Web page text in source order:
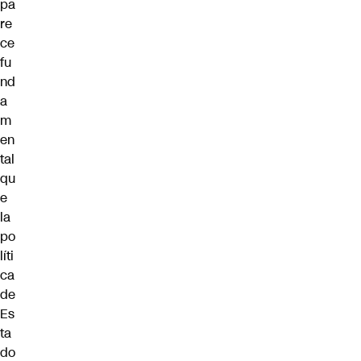
pa
re
ce
fu
nd
a
m
en
tal
qu
e
la
po
líti
ca
de
Es
ta
do